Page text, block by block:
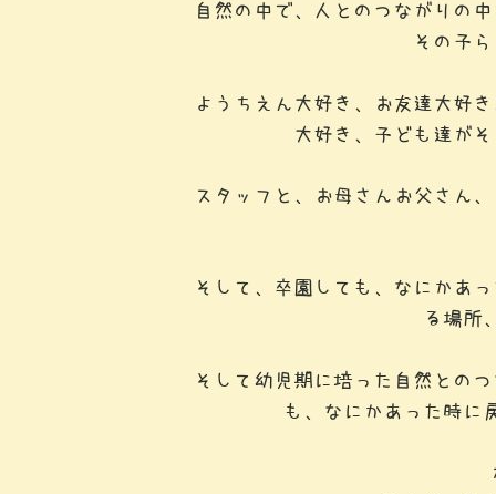
自然の中で、人とのつながりの
その子
ようちえん大好き、お友達大好
大好き、子ども達が
スタッフと、お母さんお父さん
そして、卒園しても、なにかあ
る場所
そして幼児期に培った自然との
も、なにかあった時に